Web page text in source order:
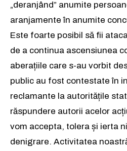
„deranjând” anumite
aranjamente în anumite
Este foarte posibil să fii
de a continua ascensiunea
aberațiile care s-au vorbit
public au fost contestate în
reclamante la autoritățile
răspundere autorii acelor
vom accepta, tolera și ierta
denigrare. Activitatea